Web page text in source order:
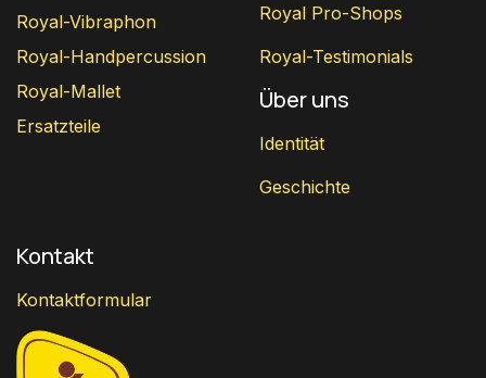
Royal-Vibraphon
Royal-Handpercussion
Royal-Mallet
Ersatzteile
Royal Pro-Shops
Royal-Testimonials
Über uns
Identität
Geschichte
Kontakt
Kontaktformular